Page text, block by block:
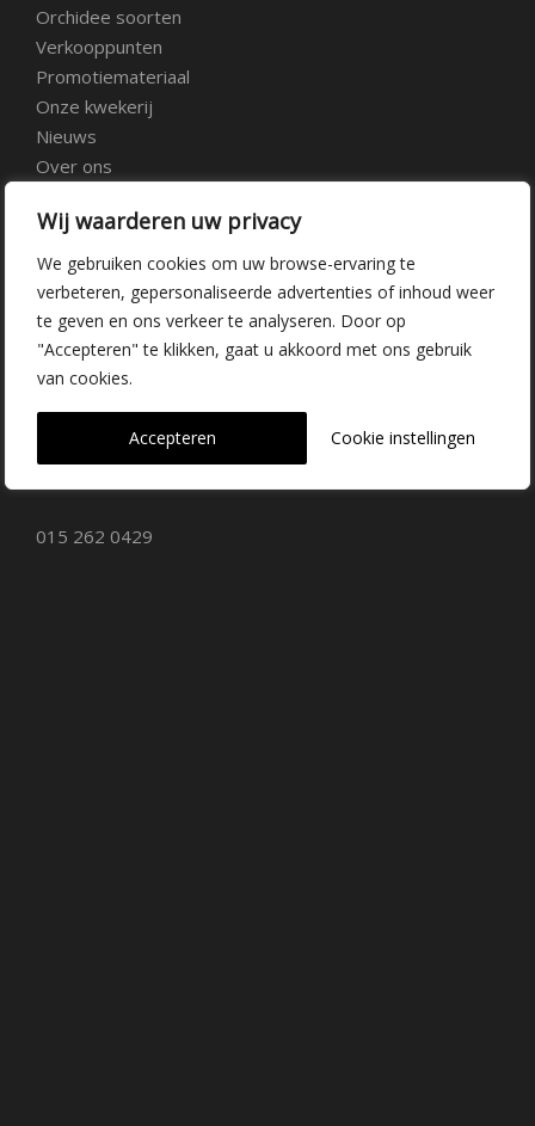
Wij waarderen uw privacy
We gebruiken cookies om uw browse-ervaring te
verbeteren, gepersonaliseerde advertenties of inhoud weer
te geven en ons verkeer te analyseren. Door op
"Accepteren" te klikken, gaat u akkoord met ons gebruik
van cookies.
Cookie instellingen
Accepteren
Orchidee soorten
Verkooppunten
Promotiemateriaal
Onze kwekerij
Nieuws
Over ons
Vacatures
Contact
Kwekerij Delfgauw
Vrederustlaan 10
2645 AW Delfgauw
015 262 0429